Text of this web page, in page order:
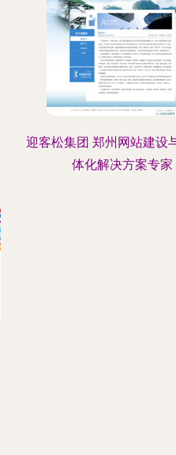
迎客松集团 郑州网站建设
体化解决方案专家